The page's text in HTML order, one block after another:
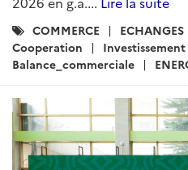
Catégories
:
COMMERCE ECHANGES
Cooperation
Investissement
Balance_commerciale